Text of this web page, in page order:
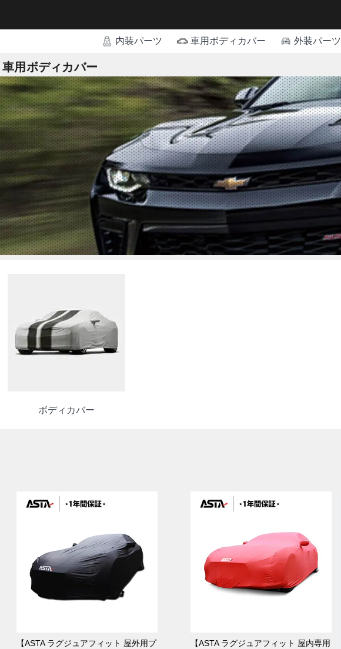
内装パーツ 車用ボディカバー 外装パーツ
車用ボディカバー
ボディカバー
【ASTA ラグジュアフィット 屋外用プ
【ASTA ラグジュアフィット 屋内専用